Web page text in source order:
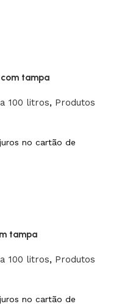
tampa
100 litros, Produtos
no cartão de
tampa
100 litros, Produtos
no cartão de